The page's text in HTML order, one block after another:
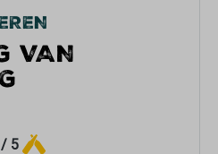
VAN
5